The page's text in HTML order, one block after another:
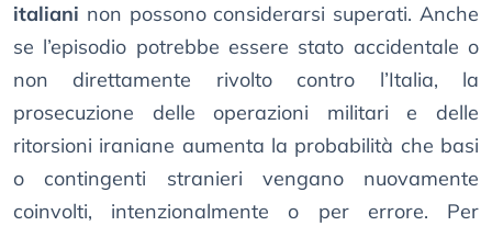
italiani non possono considerarsi superati. Anche
se l’episodio potrebbe essere stato accidentale o
non direttamente rivolto contro l’Italia, la
prosecuzione delle operazioni militari e delle
ritorsioni iraniane aumenta la probabilità che basi
o contingenti stranieri vengano nuovamente
coinvolti, intenzionalmente o per errore. Per